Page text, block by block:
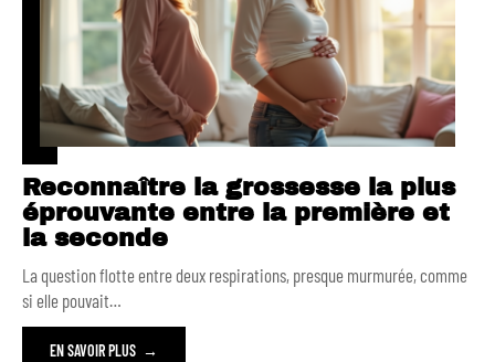
Reconnaître la grossesse la plus
éprouvante entre la première et
la seconde
La question flotte entre deux respirations, presque murmurée, comme
si elle pouvait…
EN SAVOIR PLUS